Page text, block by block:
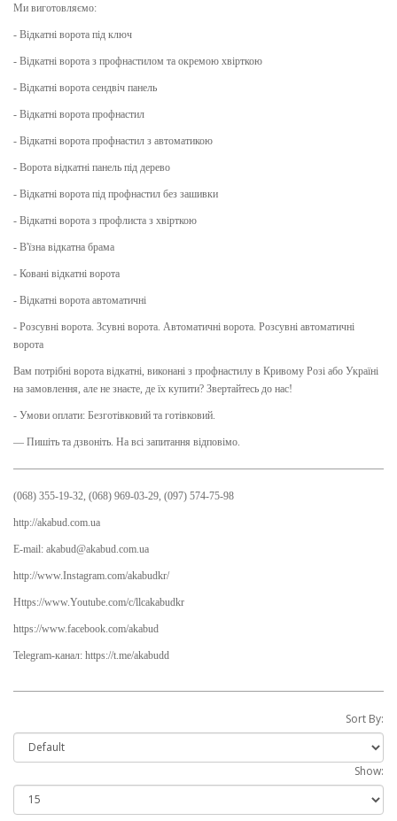
Ми виготовляємо:
- Відкатні ворота під ключ
- Відкатні ворота з профнастилом та окремою хвірткою
- Відкатні ворота сендвіч панель
- Відкатні ворота профнастил
- Відкатні ворота профнастил з автоматикою
- Ворота відкатні панель під дерево
- Відкатні ворота під профнастил без зашивки
- Відкатні ворота з профлиста з хвірткою
- В'їзна відкатна брама
- Ковані відкатні ворота
- Відкатні ворота автоматичні
- Розсувні ворота. Зсувні ворота. Автоматичні ворота. Розсувні автоматичні
ворота
Вам потрібні ворота відкатні, виконані з профнастилу в Кривому Розі або Україні
на замовлення, але не знаєте, де їх купити? Звертайтесь до нас!
- Умови оплати: Безготівковий та готівковий.
— Пишіть та дзвоніть. На всі запитання відповімо.
(068) 355-19-32, (068) 969-03-29, (097) 574-75-98
http://akabud.com.ua
E-mail: akabud@akabud.com.ua
http://www.Instagram.com/akabudkr/
Https://www.Youtube.com/c/llcakabudkr ⠀
https://www.facebook.com/akabud
Telegram-канал: https://t.me/akabudd
Sort By:
Show: